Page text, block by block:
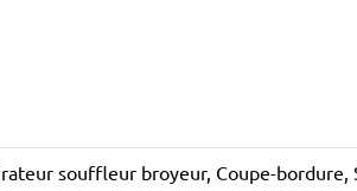
souffleur broyeur, Coupe-bordure,